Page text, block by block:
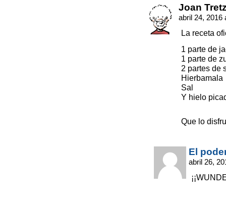
Joan
abril 24, 2016
La receta
1 parte de
1 parte de
2 partes de
Hierbamala
Sal
Y hielo
Que lo
El
abril 26,